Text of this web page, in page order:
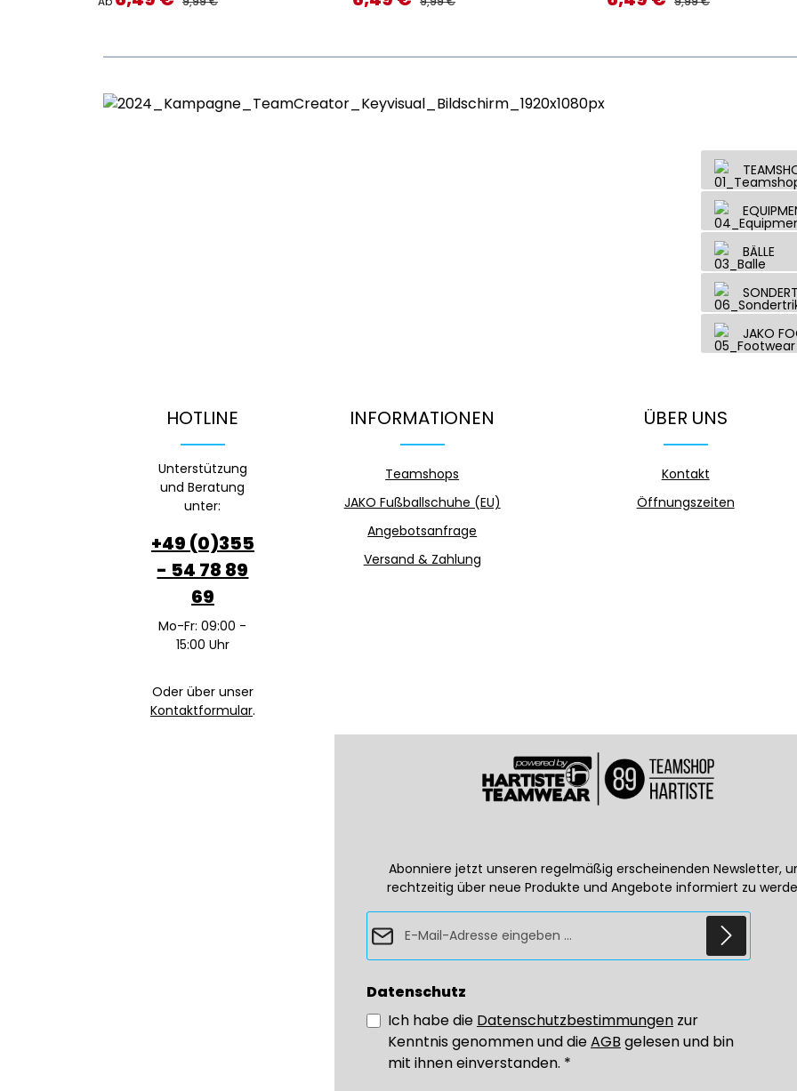
BÄLLE
JAKO
HOTLINE
Unterstützung
und Beratung
unter:
+49 (0)355
- 54 78 89
69
Mo-Fr: 09:00 -
15:00 Uhr
Oder über unser
Kontaktformular.
INFORMATIONEN
Teamshops
JAKO Fußballschuhe (EU)
Angebotsanfrage
Versand & Zahlung
ÜBER UNS
Kontakt
Öffnungszeiten
Abonniere jetzt unseren regelmäßig erscheinenden Newsletter,
rechtzeitig über neue Produkte und Angebote informiert zu
Datenschutz
Ich habe die Datenschutzbestimmungen zur
Kenntnis genommen und dieAGB gelesen und bin
mit ihnen einverstanden. *